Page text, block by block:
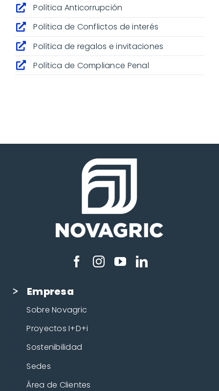
Política Anticorrupción
Política de Conflictos de interés
Política de regalos e invitaciones
Política de Compliance Penal
Empresa
Sobre Novagric
Proyectos I+D+i
Sostenibilidad
Sedes
Área de Clientes